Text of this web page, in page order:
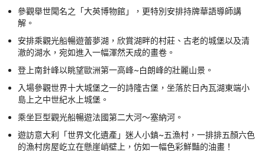
參觀舉世聞名之「大英博物館」，更特別安排持牌華語導師講
解。
安排乘觀光船暢遊蕾夢湖，欣賞湖畔的村莊、古老的城堡以及清
澈的湖水，宛如進入一幅渾然天成的畫卷。
登上南針峰以眺望歐洲第一高峰~白朗峰的壯麗山景。
入場參觀世界十大城堡之一的詩隆古堡，坐落於日內瓦湖東端小
島上之中世紀水上城堡。
乘坐巨型觀光船暢遊法國第二大河～塞納河。
遊訪意大利「世界文化遺產」迷人小鎮~五漁村，一排排五顏六色
的漁村房屋屹立在懸崖峭壁上，仿如一幅色彩鮮豔的油畫！